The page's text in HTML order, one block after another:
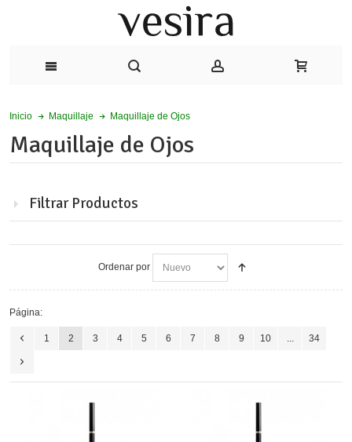
Inicio Maquillaje Maquillaje de Ojos
Maquillaje de Ojos
Filtrar Productos
Ordenar por
Página:
1 2 3 4 5 6 7 8 9 10 ... 34